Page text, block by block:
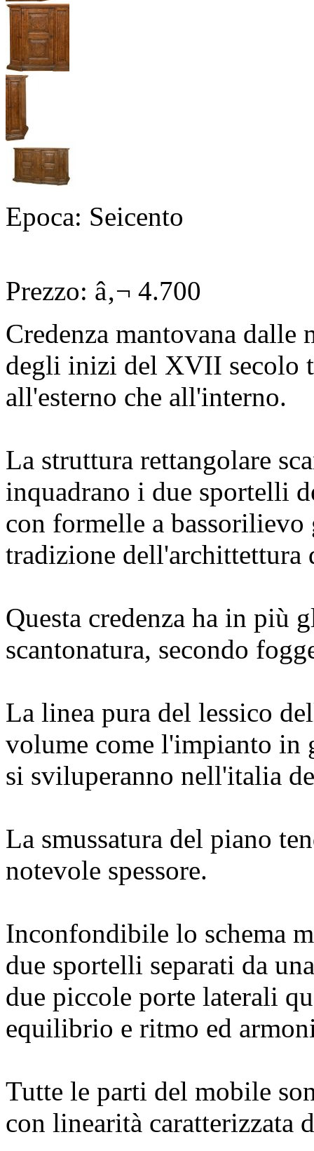
Epoca: Seicento
Prezzo: â‚¬ 4.700
Credenza mantovana
degli inizi del XVII secolo
all'esterno che all'interno.
La struttura rettangolare
inquadrano i due sportelli
con formelle a
tradizione dell'archittettura
Questa credenza ha in più
scantonatura, secondo
La linea pura del lessico
volume come l'impianto in
si sviluperanno nell'italia
La smussatura del piano
notevole spessore.
Inconfondibile lo schema
due sportelli separati da
due piccole porte laterali
equilibrio e ritmo ed
Tutte le parti del mobile
con linearità caratterizzata